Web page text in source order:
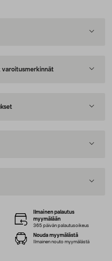
varoitusmerkinnät
Ilmainen palautus
myymälään
365 päivän palautusoikeus
Nouda myymälästä
Ilmainen nouto myymälästä